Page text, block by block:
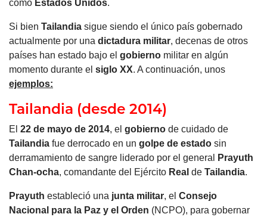
como Estados Unidos.
Si bien Tailandia sigue siendo el único país gobernado
actualmente por una dictadura militar, decenas de otros
países han estado bajo el gobierno militar en algún
momento durante el siglo XX. A continuación, unos
ejemplos:
Tailandia (desde 2014)
El 22 de mayo de 2014, el gobierno de cuidado de
Tailandia fue derrocado en un golpe de estado sin
derramamiento de sangre liderado por el general
Prayuth
Chan-ocha, comandante del Ejército Real de Tailandia.
Prayuth estableció una junta militar, el Consejo
Nacional para la Paz y el Orden (NCPO), para gobernar